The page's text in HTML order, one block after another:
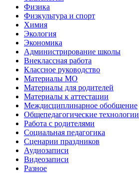
Физика
Физкультура и спорт
Химия
Экология
Экономика
Администрирование школы
Внеклассная работа
Классное руководство
Материалы МО
Материалы для родителей
Материалы к аттестации
Междисциплинарное обобщение
Общепедагогические технологии
Работа с родителями
Социальная педагогика
Сценарии праздников
Аудиозаписи
Видеозаписи
Разное